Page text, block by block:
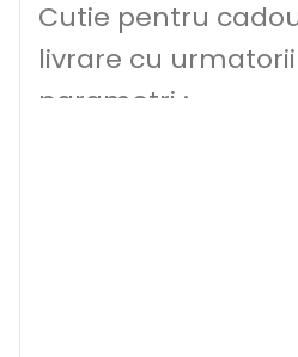
Cutie pentru
livrare cu urmatorii
parametri :